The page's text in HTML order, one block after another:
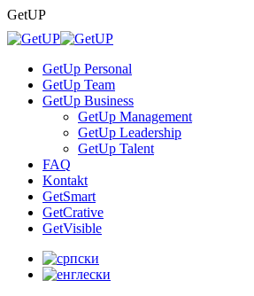
Skip
to
content
GetUP
GetUp Personal
GetUp Team
GetUp Business
GetUp Management
GetUp Leadership
GetUp Talent
FAQ
Kontakt
GetSmart
GetCrative
GetVisible